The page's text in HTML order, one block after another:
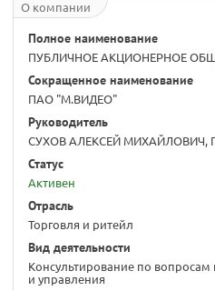
О компании
Полное наименование
ПУБЛИЧНОЕ АКЦИОНЕРНОЕ
Сокращенное наименование
ПАО "М.ВИДЕО"
Руководитель
СУХОВ АЛЕКСЕЙ МИХАЙЛОВИЧ,
Статус
Активен
Отрасль
Торговля и ритейл
Вид деятельности
Консультирование по
и управления